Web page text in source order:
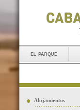
el parque
Alojamientos